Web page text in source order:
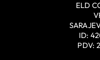
ELD
ID:
PDV: